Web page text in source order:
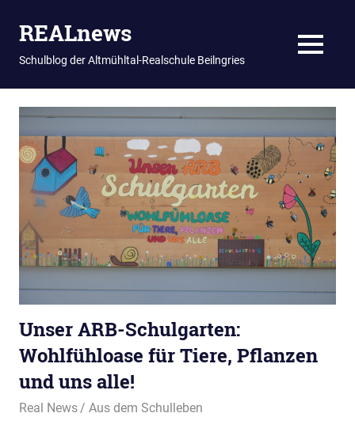
Inhalt
springen
REALnews
Schulblog der Altmühltal-Realschule Beilngries MENU
Unser ARB-Schulgarten:
Wohlfühloase für Tiere, Pflanzen
und uns alle!
28. Mai 2025
Real News Aus dem Schulleben